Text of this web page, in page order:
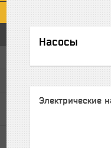
Насосы
Электрические